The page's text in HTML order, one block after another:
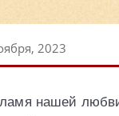
2023
нашей